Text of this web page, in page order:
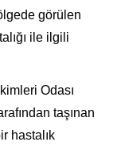
görülen
ile ilgili
Odası
taşınan
hastalık